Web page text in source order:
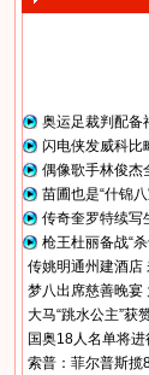
奥运足裁判配备
闪电侠发威科比
偶像歌手林俊杰
苗圃也是“什锦
传奇奎罗特续写
枪王杜丽备战“
传姚明通州建酒店
梦八出席慈善晚宴
大马“跳水公主”获
国奥18人名单将
索普：菲尔普斯揽